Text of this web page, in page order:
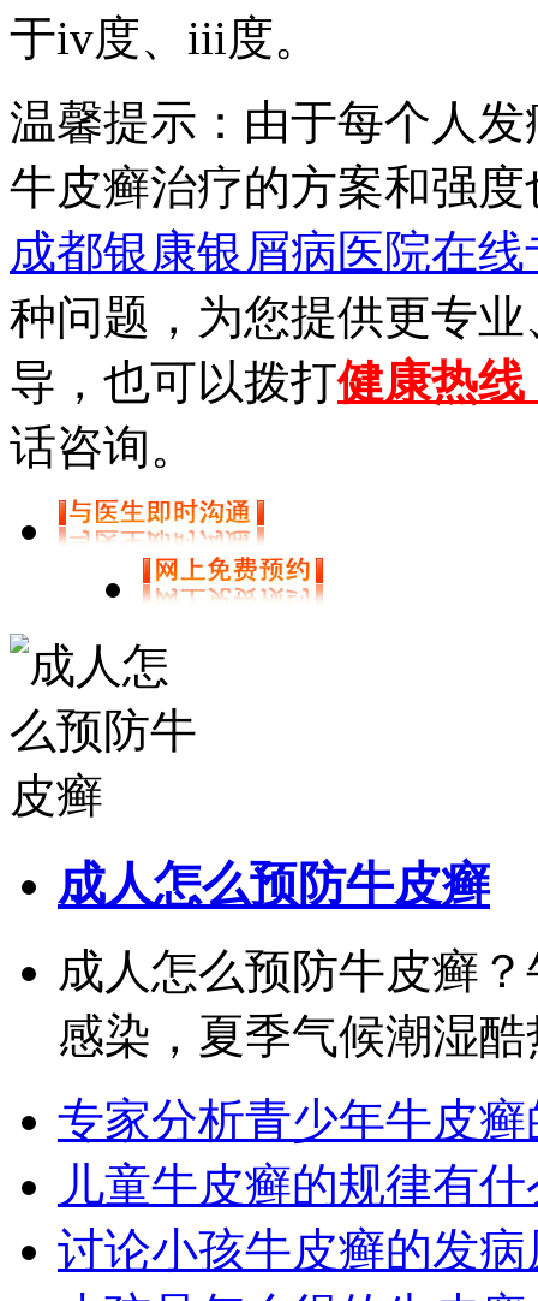
于iv度、iii度。
温馨提示：由于每个人
牛皮癣治疗的方案和强
成都银康银屑病医院在线
种问题，为您提供更专
导，也可以拨打健康热线
话咨询。
成人怎么预防牛皮癣
成人怎么预防牛皮癣
感染，夏季气候潮湿酷
专家分析青少年牛皮癣
儿童牛皮癣的规律有什
讨论小孩牛皮癣的发病